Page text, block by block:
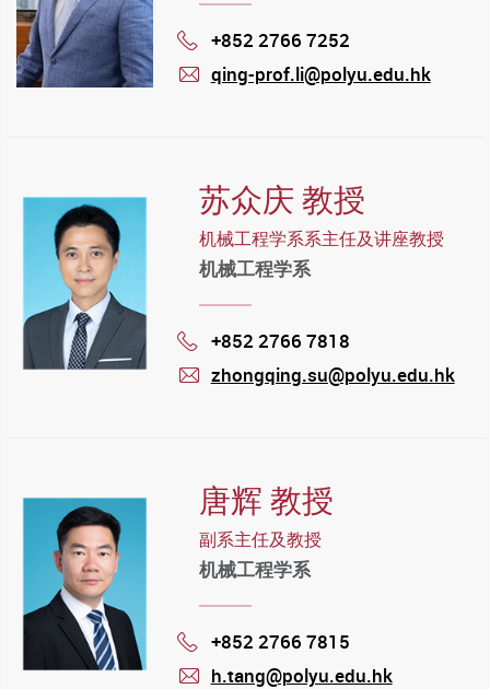
Phone
+852 2766 7252
qing-prof.li@polyu.edu.hk
苏众庆 教授
机械工程学系系主任及讲座教授
机械工程学系
Phone
+852 2766 7818
zhongqing.su@polyu.edu.hk
唐辉 教授
副系主任及教授
机械工程学系
Phone
+852 2766 7815
h.tang@polyu.edu.hk